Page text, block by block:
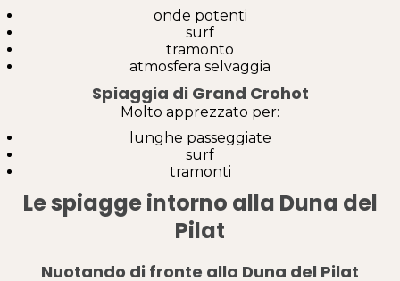
onde potenti
surf
tramonto
atmosfera selvaggia
Spiaggia di Grand Crohot
Molto apprezzato per:
lunghe passeggiate
surf
tramonti
Le spiagge intorno alla Duna del
Pilat
Nuotando di fronte alla Duna del Pilat